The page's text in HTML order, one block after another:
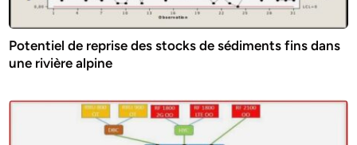
Potentiel de reprise des stocks de sédiments fins dans
une rivière alpine